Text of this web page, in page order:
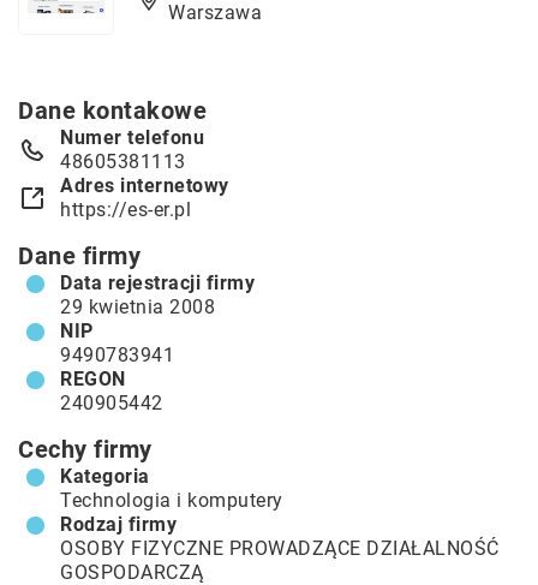
Warszawa
Dane kontakowe
Numer telefonu
48605381113
Adres internetowy
https://es-er.pl
Dane firmy
Data rejestracji firmy
29 kwietnia 2008
NIP
9490783941
REGON
240905442
Cechy firmy
Kategoria
Technologia i komputery
Rodzaj firmy
OSOBY FIZYCZNE PROWADZĄCE DZIAŁALNOŚĆ
GOSPODARCZĄ